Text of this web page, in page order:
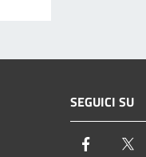
SEGUICI SU
Facebook